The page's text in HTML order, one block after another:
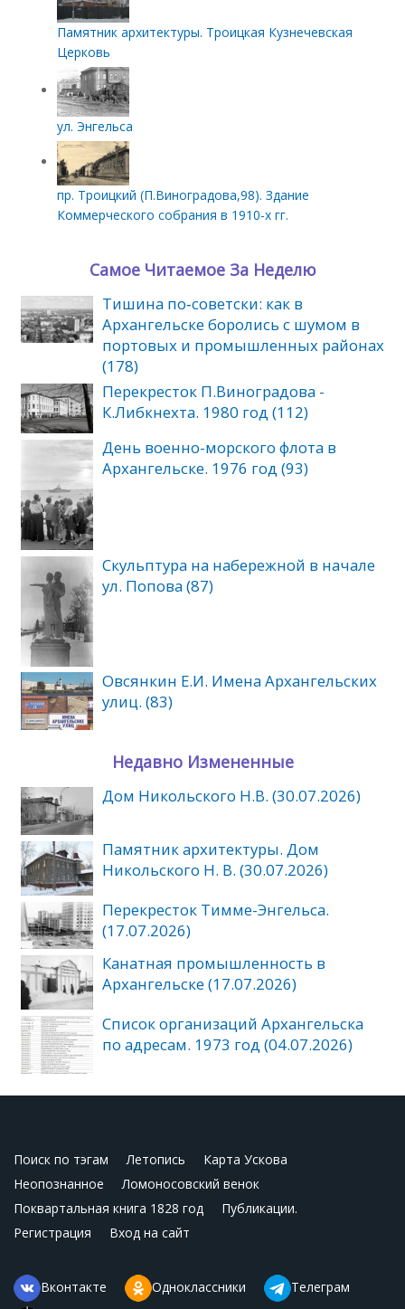
Памятник архитектуры. Троицкая Кузнечевская
Церковь
ул. Энгельса
пр. Троицкий (П.Виноградова,98). Здание
Коммерческого собрания в 1910-х гг.
Самое Читаемое За Неделю
Тишина по‑советски: как в
Архангельске боролись с шумом в
портовых и промышленных районах
(178)
Перекресток П.Виноградова -
К.Либкнехта. 1980 год (112)
День военно-морского флота в
Архангельске. 1976 год (93)
Скульптура на набережной в начале
ул. Попова (87)
Овсянкин Е.И. Имена Архангельских
улиц. (83)
Недавно Измененные
Дом Никольского Н.В. (30.07.2026)
Памятник архитектуры. Дом
Никольского Н. В. (30.07.2026)
Перекресток Тимме-Энгельса.
(17.07.2026)
Канатная промышленность в
Архангельске (17.07.2026)
Список организаций Архангельска
по адресам. 1973 год (04.07.2026)
Поиск по тэгам Летопись
Карта Ускова
Неопознанное
Ломоносовский венок
Поквартальная книга 1828 год
Публикации.
Регистрация
Вход на сайт
Вконтакте Одноклассники Телеграм